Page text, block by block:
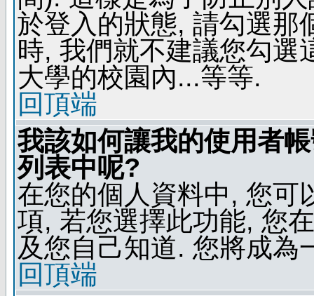
於登入的狀態, 請勾選那
時, 我們就不建議您勾選
大學的校園內...等等.
回頂端
我該如何讓我的使用者
列表中呢?
在您的個人資料中, 您可
項, 若您選擇此功能, 您
及您自己知道. 您將成為
回頂端